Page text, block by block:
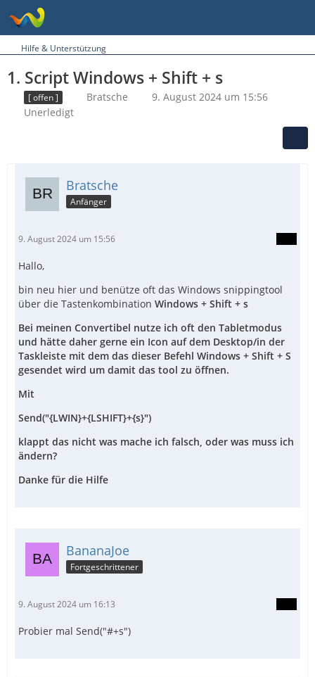
Hilfe & Unterstützung
1. Script Windows + Shift + s
[ offen ] Bratsche
9. August 2024 um 15:56
Unerledigt
Bratsche
Anfänger
9. August 2024 um 15:56
Hallo,
bin neu hier und benütze oft das Windows snippingtool
über die Tastenkombination Windows + Shift + s
Bei meinen Convertibel nutze ich oft den Tabletmodus
und hätte daher gerne ein Icon auf dem Desktop/in der
Taskleiste mit dem das dieser Befehl Windows + Shift + S
gesendet wird um damit das tool zu öffnen.
Mit
Send("{LWIN}+{LSHIFT}+{s}")
klappt das nicht was mache ich falsch, oder was muss ich
ändern?
Danke für die Hilfe
BananaJoe
Fortgeschrittener
9. August 2024 um 16:13
Probier mal Send("#+s")